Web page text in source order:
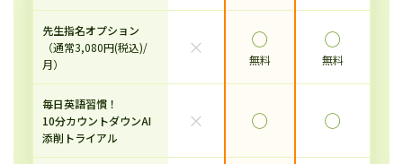
先生指名オプション
（通常3,080円(税込)/
月）
× ◯
無料
◯
無料
毎日英語習慣！
10分カウントダウンAI
添削トライアル
× ◯ ◯